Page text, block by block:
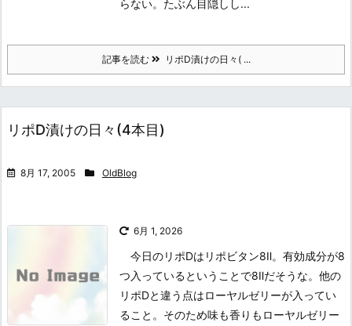
らない。たぶん目隠しし...
記事を読む リポD漬けの日々( ...
リポD漬けの日々(4本目)
8月 17, 2005 OldBlog
6月 1, 2026
今日のリポDはリポビタン8Ⅱ。有効成分が8
つ入っているということで8Ⅱだそうな。他の
リポDと違う点はローヤルゼリーが入ってい
ること。そのため味も香りもローヤルゼリー